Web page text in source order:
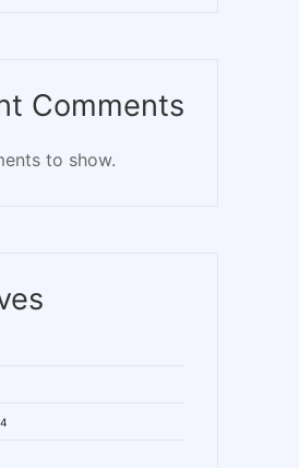
Comments
to show.